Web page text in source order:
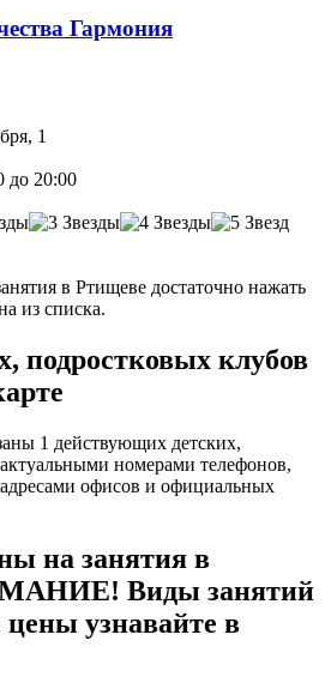
Гармония
1
до 20:00
в Ртищеве достаточно нажать
из списка.
подростковых клубов
1 действующих детских,
номерами телефонов,
офисов и официальных
на занятия в
Виды занятий
узнавайте в